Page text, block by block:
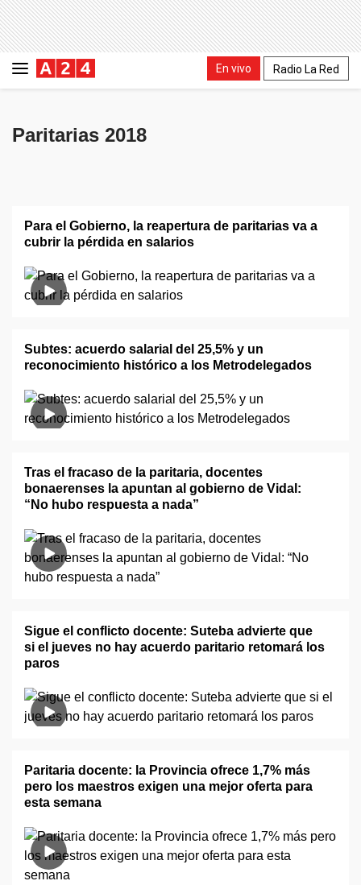
En vivo Radio La Red
Paritarias 2018
Para el Gobierno, la reapertura de paritarias va a
cubrir la pérdida en salarios
Subtes: acuerdo salarial del 25,5% y un
reconocimiento histórico a los Metrodelegados
Tras el fracaso de la paritaria, docentes
bonaerenses la apuntan al gobierno de Vidal:
“No hubo respuesta a nada”
Sigue el conflicto docente: Suteba advierte que
si el jueves no hay acuerdo paritario retomará los
paros
Paritaria docente: la Provincia ofrece 1,7% más
pero los maestros exigen una mejor oferta para
esta semana